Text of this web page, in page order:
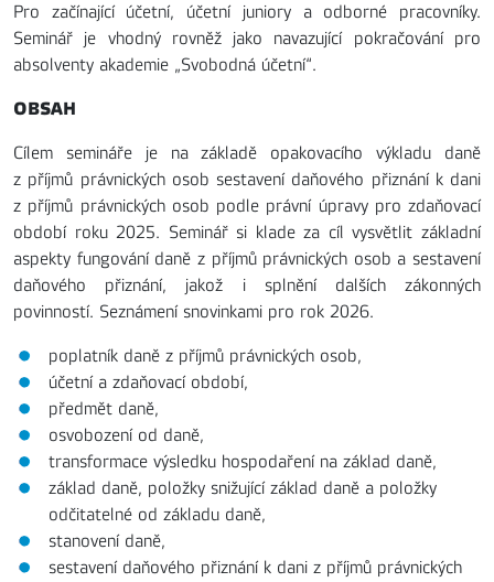
Pro začínající účetní, účetní juniory a odborné pracovníky.
Seminář je vhodný rovněž jako navazující pokračování pro
absolventy akademie „Svobodná účetní“.
OBSAH
Cílem semináře je na základě opakovacího výkladu daně
z příjmů právnických osob sestavení daňového přiznání k dani
z příjmů právnických osob podle právní úpravy pro zdaňovací
období roku 2025. Seminář si klade za cíl vysvětlit základní
aspekty fungování daně z příjmů právnických osob a sestavení
daňového přiznání, jakož i splnění dalších zákonných
povinností. Seznámení snovinkami pro rok 2026.
poplatník daně z příjmů právnických osob,
účetní a zdaňovací období,
předmět daně,
osvobození od daně,
transformace výsledku hospodaření na základ daně,
základ daně, položky snižující základ daně a položky
odčitatelné od základu daně,
stanovení daně,
sestavení daňového přiznání k dani z příjmů právnických